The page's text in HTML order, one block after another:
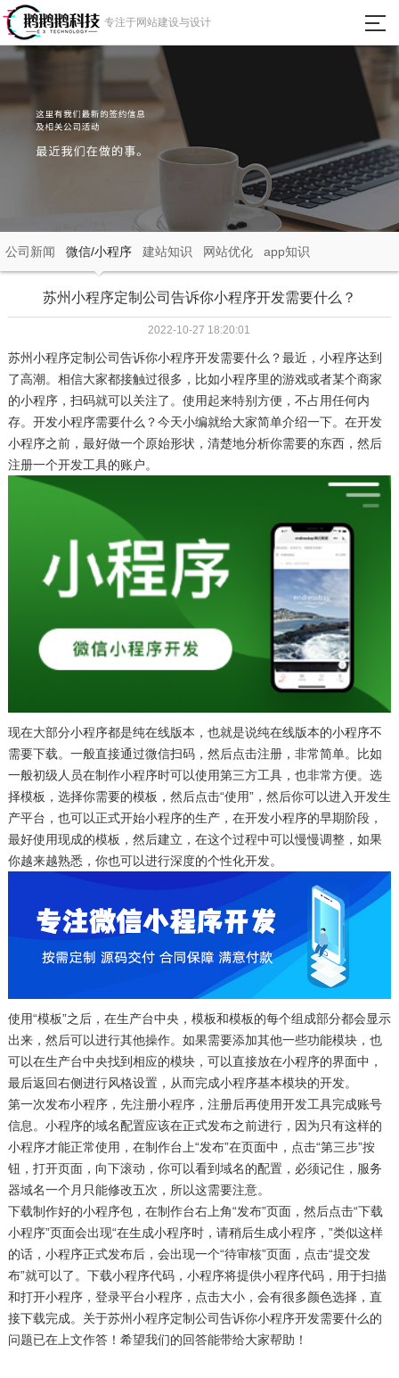
专注于网站建设与设计
瀵
微信小程序
APP定制开发
新闻动态
关于我们
公司新闻 微信/小程序 建站知识 网站优化 app知识
苏州小程序定制公司告诉你小程序开发需要什么？
2022-10-27 18:20:01
苏州小程序定制公司告诉你小程序开发需要什么？最近，小程序达到
了高潮。相信大家都接触过很多，比如小程序里的游戏或者某个商家
的小程序，扫码就可以关注了。使用起来特别方便，不占用任何内
存。开发小程序需要什么？今天小编就给大家简单介绍一下。在开发
小程序之前，最好做一个原始形状，清楚地分析你需要的东西，然后
注册一个开发工具的账户。
现在大部分小程序都是纯在线版本，也就是说纯在线版本的小程序不
需要下载。一般直接通过微信扫码，然后点击注册，非常简单。比如
一般初级人员在制作小程序时可以使用第三方工具，也非常方便。选
择模板，选择你需要的模板，然后点击“使用”，然后你可以进入开发生
产平台，也可以正式开始小程序的生产，在开发小程序的早期阶段，
最好使用现成的模板，然后建立，在这个过程中可以慢慢调整，如果
你越来越熟悉，你也可以进行深度的个性化开发。
使用“模板”之后，在生产台中央，模板和模板的每个组成部分都会显示
出来，然后可以进行其他操作。如果需要添加其他一些功能模块，也
可以在生产台中央找到相应的模块，可以直接放在小程序的界面中，
最后返回右侧进行风格设置，从而完成小程序基本模块的开发。
第一次发布小程序，先注册小程序，注册后再使用开发工具完成账号
信息。小程序的域名配置应该在正式发布之前进行，因为只有这样的
小程序才能正常使用，在制作台上“发布”在页面中，点击“第三步”按
钮，打开页面，向下滚动，你可以看到域名的配置，必须记住，服务
器域名一个月只能修改五次，所以这需要注意。
下载制作好的小程序包，在制作台右上角“发布”页面，然后点击“下载
小程序”页面会出现“在生成小程序时，请稍后生成小程序，”类似这样
的话，小程序正式发布后，会出现一个“待审核”页面，点击“提交发
布”就可以了。下载小程序代码，小程序将提供小程序代码，用于扫描
和打开小程序，登录平台小程序，点击大小，会有很多颜色选择，直
接下载完成。关于苏州小程序定制公司告诉你小程序开发需要什么的
问题已在上文作答！希望我们的回答能带给大家帮助！